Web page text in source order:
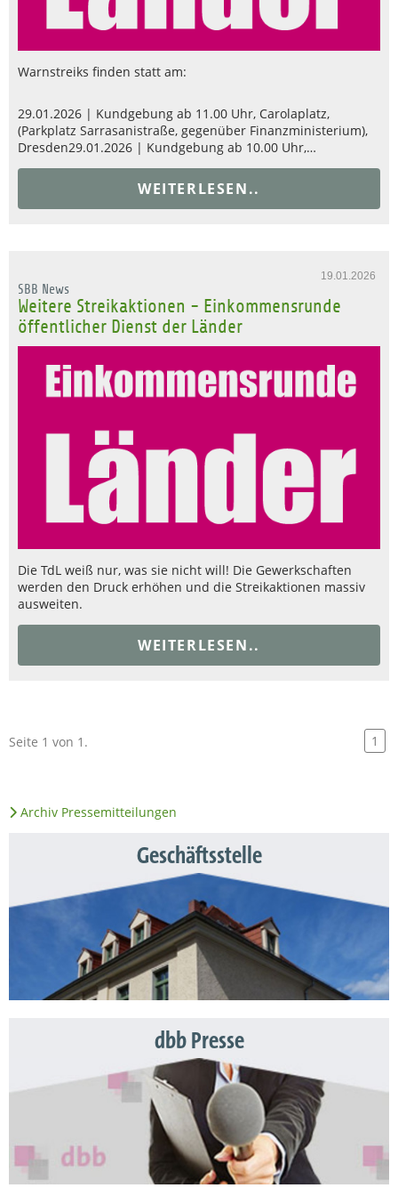
Warnstreiks finden statt am:
29.01.2026 | Kundgebung ab 11.00 Uhr, Carolaplatz,
(Parkplatz Sarrasanistraße, gegenüber Finanzministerium),
Dresden29.01.2026 | Kundgebung ab 10.00 Uhr,…
WEITERLESEN..
19.01.2026
SBB News
Weitere Streikaktionen - Einkommensrunde
öffentlicher Dienst der Länder
Die TdL weiß nur, was sie nicht will! Die Gewerkschaften
werden den Druck erhöhen und die Streikaktionen massiv
ausweiten.
WEITERLESEN..
Seite 1 von 1. 1
Archiv Pressemitteilungen
Geschäftsstelle
dbb Presse